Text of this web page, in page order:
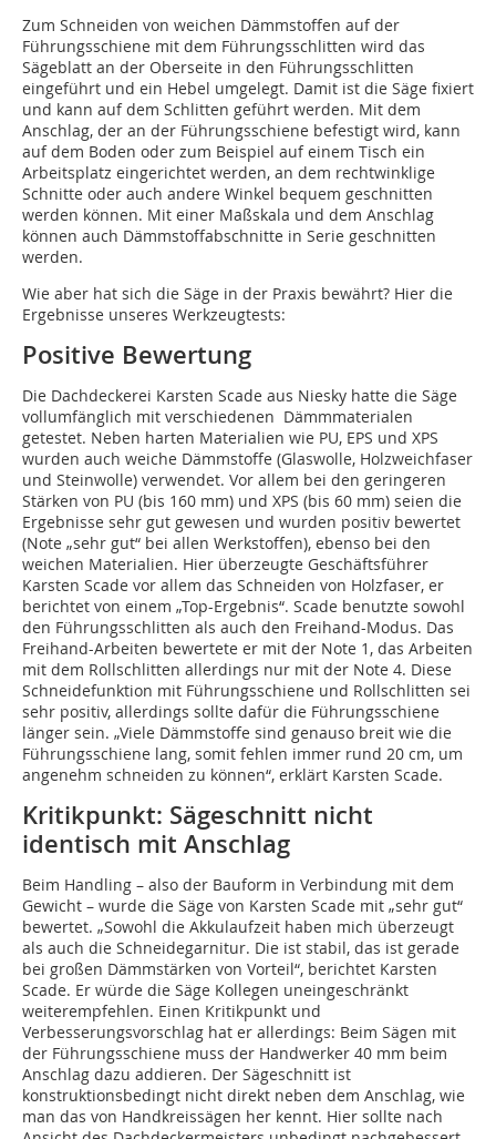
Zum Schneiden von weichen Dämmstoffen auf der
Führungsschiene mit dem Führungsschlitten wird das
Sägeblatt an der Oberseite in den Führungsschlitten
eingeführt und ein Hebel umgelegt. Damit ist die Säge fixiert
und kann auf dem Schlitten geführt werden. Mit dem
Anschlag, der an der Führungsschiene befestigt wird, kann
auf dem Boden oder zum Beispiel auf einem Tisch ein
Arbeitsplatz eingerichtet werden, an dem rechtwinklige
Schnitte oder auch andere Winkel bequem geschnitten
werden können. Mit einer Maßskala und dem Anschlag
können auch Dämmstoffabschnitte in Serie geschnitten
werden.
Wie aber hat sich die Säge in der Praxis bewährt? Hier die
Ergebnisse unseres Werkzeugtests:
Positive Bewertung
Die Dachdeckerei Karsten Scade aus Niesky hatte die Säge
vollumfänglich mit verschiedenen Dämmmaterialen
getestet. Neben harten Materialien wie PU, EPS und XPS
wurden auch weiche Dämmstoffe (Glaswolle, Holzweichfaser
und Steinwolle) verwendet. Vor allem bei den geringeren
Stärken von PU (bis 160 mm) und XPS (bis 60 mm) seien die
Ergebnisse sehr gut gewesen und wurden positiv bewertet
(Note „sehr gut“ bei allen Werkstoffen), ebenso bei den
weichen Materialien. Hier überzeugte Geschäftsführer
Karsten Scade vor allem das Schneiden von Holzfaser, er
berichtet von einem „Top-Ergebnis“. Scade benutzte sowohl
den Führungsschlitten als auch den Freihand-Modus. Das
Freihand-Arbeiten bewertete er mit der Note 1, das Arbeiten
mit dem Rollschlitten allerdings nur mit der Note 4. Diese
Schneidefunktion mit Führungsschiene und Rollschlitten sei
sehr positiv, allerdings sollte dafür die Führungsschiene
länger sein. „Viele Dämmstoffe sind genauso breit wie die
Führungsschiene lang, somit fehlen immer rund 20 cm, um
angenehm schneiden zu können“, erklärt Karsten Scade.
Kritikpunkt: Sägeschnitt nicht
identisch mit Anschlag
Beim Handling – also der Bauform in Verbindung mit dem
Gewicht – wurde die Säge von Karsten Scade mit „sehr gut“
bewertet. „Sowohl die Akkulaufzeit haben mich überzeugt
als auch die Schneidegarnitur. Die ist stabil, das ist gerade
bei großen Dämmstärken von Vorteil“, berichtet Karsten
Scade. Er würde die Säge Kollegen uneingeschränkt
weiterempfehlen. Einen Kritikpunkt und
Verbesserungsvorschlag hat er allerdings: Beim Sägen mit
der Führungsschiene muss der Handwerker 40 mm beim
Anschlag dazu addieren. Der Sägeschnitt ist
konstruktionsbedingt nicht direkt neben dem Anschlag, wie
man das von Handkreissägen her kennt. Hier sollte nach